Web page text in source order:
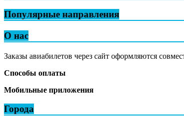
Популярные направления
О нас
Заказы авиабилетов через сайт оформляются
Способы оплаты
Мобильные приложения
Города